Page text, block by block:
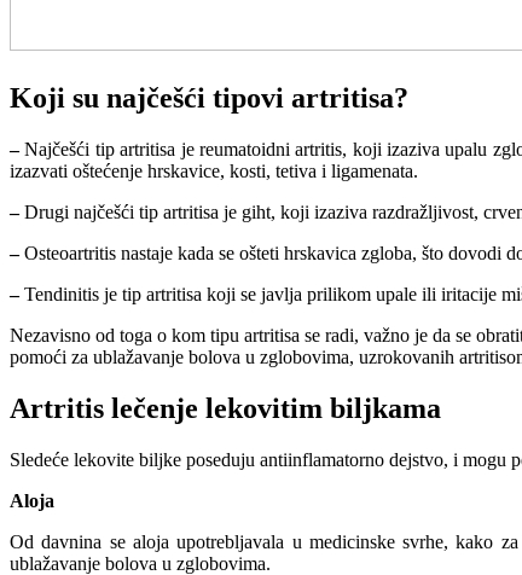
Koji su najčešći tipovi artritisa?
– Najčešći tip artritisa je reumatoidni artritis, koji izaziva upalu
izazvati oštećenje hrskavice, kosti, tetiva i ligamenata.
– Drugi najčešći tip artritisa je giht, koji izaziva razdražljivost,
– Osteoartritis nastaje kada se ošteti hrskavica zgloba, što dovodi
– Tendinitis je tip artritisa koji se javlja prilikom upale ili iritacije
Nezavisno od toga o kom tipu artritisa se radi, važno je da se
pomoći za ublažavanje bolova u zglobovima, uzrokovanih
Artritis lečenje lekovitim biljkama
Sledeće lekovite biljke poseduju antiinflamatorno dejstvo, i
Aloja
Od davnina se aloja upotrebljavala u medicinske svrhe, kako
ublažavanje bolova u zglobovima.